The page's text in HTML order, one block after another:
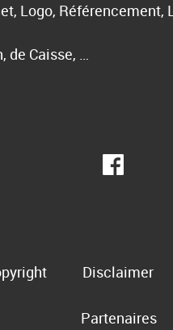
Logo, Référencement,
de Caisse, …
Disclaimer
Partenaires